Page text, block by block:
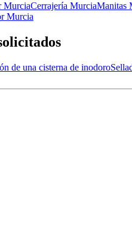
MurciaCerrajería MurciaManitas
Murcia
de una cisterna de inodoro